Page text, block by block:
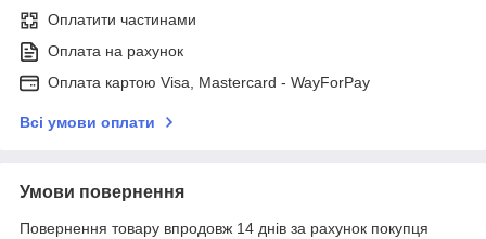
Оплатити частинами
Оплата на рахунок
Оплата картою Visa, Mastercard - WayForPay
Всі умови оплати
Умови повернення
Повернення товару впродовж 14 днів за рахунок покупця